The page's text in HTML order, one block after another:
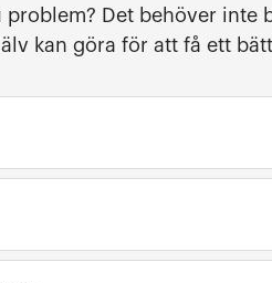
Det behöver inte
kan göra för att få ett